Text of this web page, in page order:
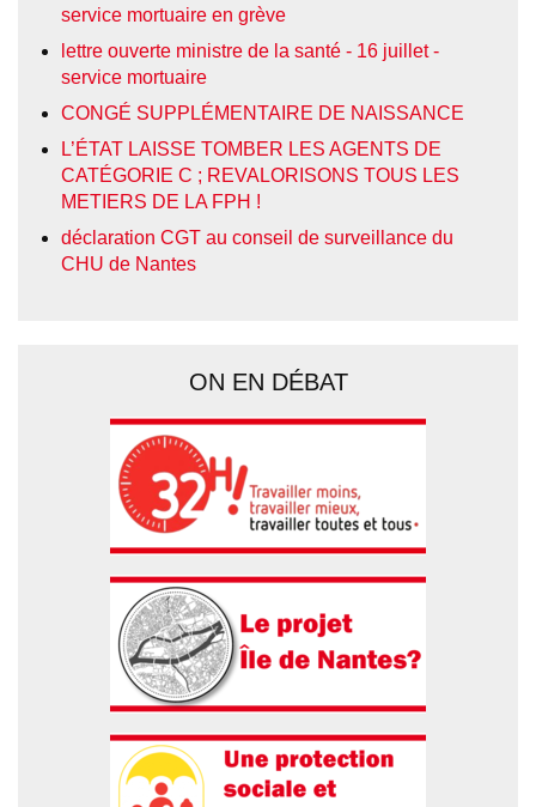
service mortuaire en grève
lettre ouverte ministre de la santé - 16 juillet -
service mortuaire
CONGÉ SUPPLÉMENTAIRE DE NAISSANCE
L’ÉTAT LAISSE TOMBER LES AGENTS DE
CATÉGORIE C ; REVALORISONS TOUS LES
METIERS DE LA FPH !
déclaration CGT au conseil de surveillance du
CHU de Nantes
ON EN DÉBAT